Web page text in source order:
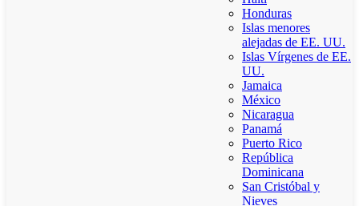
Honduras
Islas menores
alejadas de EE. UU.
Islas Vírgenes de EE.
UU.
Jamaica
México
Nicaragua
Panamá
Puerto Rico
República
Dominicana
San Cristóbal y
Nieves